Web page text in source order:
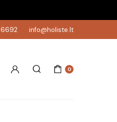
info@holiste.lt
0